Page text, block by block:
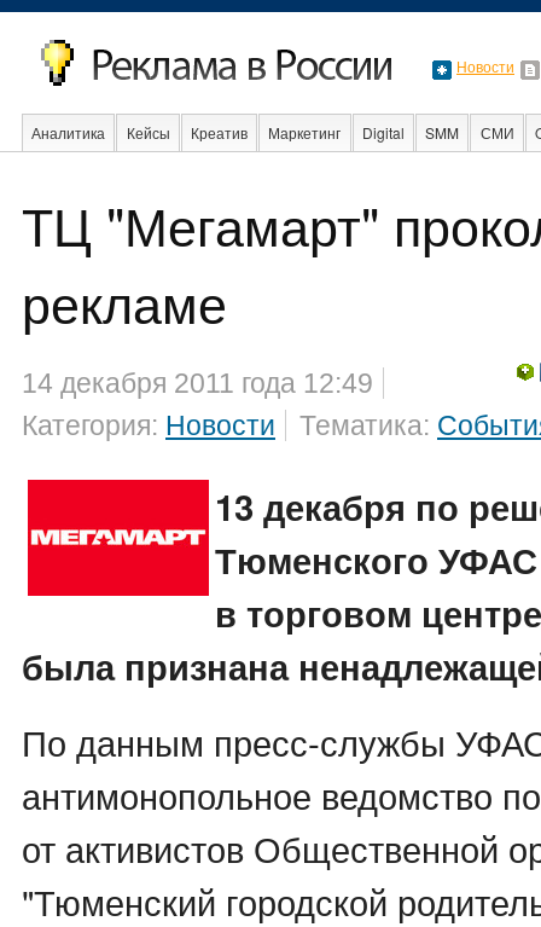
Новости
Аналитика Кейсы Креатив Маркетинг Digital SMM СМИ
ТЦ "Мегамарт"
рекламе
14 декабря 2011 года 12:49
Категория: Новости Тематика:
13 декабря по
Тюменского
в торговом
была признана
По данным пресс-службы
антимонопольное ведомство
от активистов Общественной
"Тюменский городской